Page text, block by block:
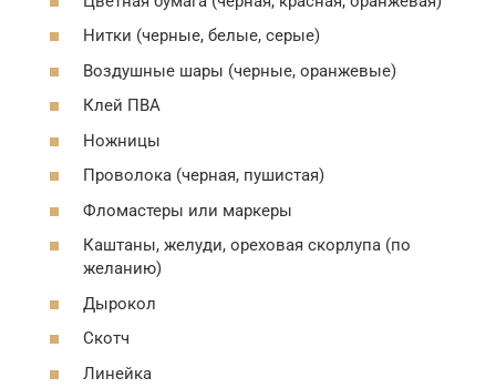
Нитки (черные, белые, серые)
Воздушные шары (черные, оранжевые)
Клей ПВА
Ножницы
Проволока (черная, пушистая)
Фломастеры или маркеры
Каштаны, желуди, ореховая скорлупа (по
желанию)
Дырокол
Скотч
Линейка